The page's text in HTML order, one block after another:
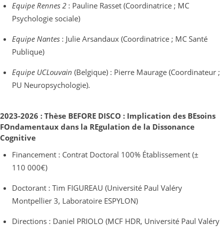
Equipe Rennes 2: Pauline Rasset (Coordinatrice ; MC
Psychologie sociale)
Equipe Nantes: Julie Arsandaux (Coordinatrice ; MC Santé
Publique)
Equipe UCLouvain (Belgique) : Pierre Maurage (Coordinateur ;
PU Neuropsychologie).
2023-2026 : Thèse BEFORE DISCO : Implication des BEsoins
FOndamentaux dans la REgulation de la Dissonance
Cognitive
Financement : Contrat Doctoral 100% Établissement (±
110 000€)
Doctorant : Tim FIGUREAU (Université Paul Valéry
Montpellier 3, Laboratoire ESPYLON)
Directions : Daniel PRIOLO (MCF HDR, Université Paul Valéry